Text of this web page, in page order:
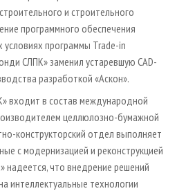
и строительного
программного обеспечения
условиях программы Trade-in
СЛПК» заменил устаревшую CAD-
разработкой «Аскон».
входит в состав международной
целлюлозно-бумажной
конструкторский отдел выполняет
с модернизацией и реконструкцией
надеется, что внедрение решений
интеллектуальные технологии